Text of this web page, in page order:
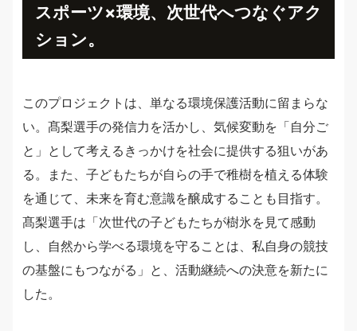
スポーツ×環境、次世代へつなぐアク
ション。
このプロジェクトは、単なる環境保護活動に留まらな
い。髙梨選手の発信力を活かし、気候変動を「自分ご
と」として考えるきっかけを社会に提供する狙いがあ
る。また、子どもたちが自らの手で稚樹を植える体験
を通じて、未来を育む意識を醸成することも目指す。
髙梨選手は「次世代の子どもたちが樹氷を見て感動
し、自然から学べる環境を守ることは、私自身の競技
の基盤にもつながる」と、活動継続への決意を新たに
した。